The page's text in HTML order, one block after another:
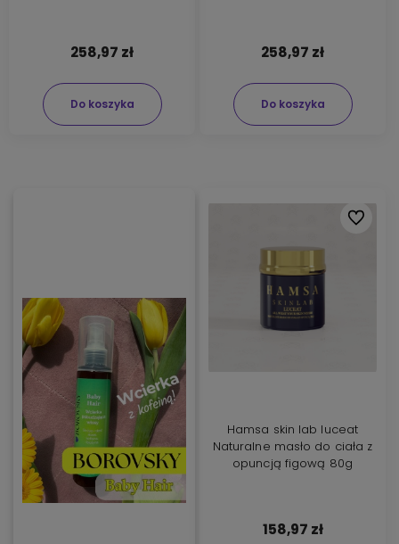
258,97 zł
Do koszyka
258,97 zł
Do koszyka
Hamsa skin lab luceat
Naturalne masło do ciała z
opuncją figową 80g
158,97 zł
Do